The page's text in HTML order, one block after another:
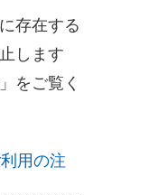
存在する
します
をご覧く
用の注